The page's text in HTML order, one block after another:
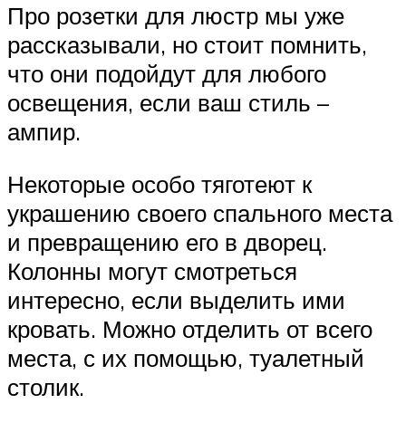
Про розетки для люстр мы уже
рассказывали, но стоит помнить,
что они подойдут для любого
освещения, если ваш стиль –
ампир.
Некоторые особо тяготеют к
украшению своего спального места
и превращению его в дворец.
Колонны могут смотреться
интересно, если выделить ими
кровать. Можно отделить от всего
места, с их помощью, туалетный
столик.